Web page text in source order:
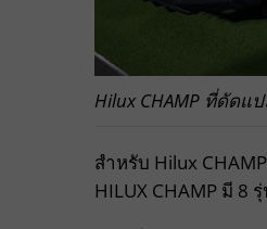
Hilux CHAMP ที่ดัด
สำหรับ Hilux
HILUX CHAMP มี 8